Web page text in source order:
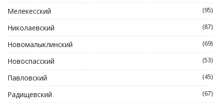
Мелекесский (95)
Николаевский (87)
Новомалыклинский (69)
Новоспасский (53)
Павловский (45)
Радищевский (67)